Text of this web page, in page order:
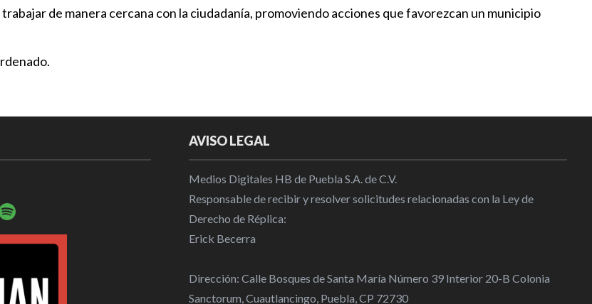
Municipios |
Detienen a dos probables responsables de
robo a comercio
Policiaca | 14:30
de manera cercana con la ciudadanía, promoviendo acciones que favorezcan un municipio
AVISO LEGAL
Medios Digitales HB de Puebla S.A. de C.V.
Responsable de recibir y resolver solicitudes relacionadas con la Ley de
Derecho de Réplica:
Erick Becerra
Dirección: Calle Bosques de Santa María Número 39 Interior 20-B Colonia
Sanctorum, Cuautlancingo, Puebla, CP 72730